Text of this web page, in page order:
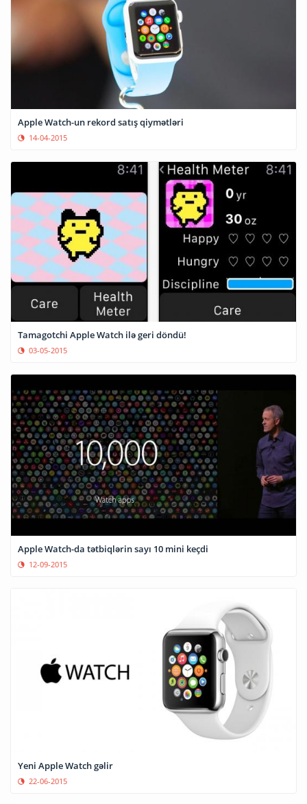
Apple Watch-un rekord satış qiymətləri
14-04-2015
Tamagotchi Apple Watch ilə geri döndü!
03-05-2015
Apple Watch-da tətbiqlərin sayı 10 mini keçdi
12-09-2015
Yeni Apple Watch gəlir
22-06-2015